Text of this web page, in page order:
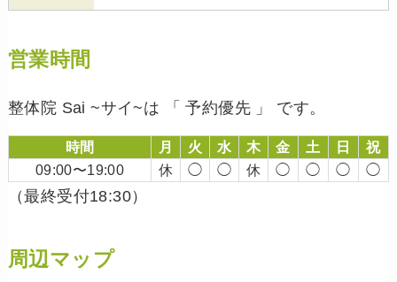
営業時間
整体院 Sai ~サイ~は 「 予約優先 」 です。
時間 月 火 水 木 金 土 日
祝
09:00〜19:00
休 ◯ ◯ 休 ◯ ◯ ◯ ◯
（最終受付18:30）
周辺マップ